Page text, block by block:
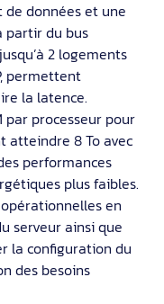
données et une
partir du bus
2 logements
permettent
la latence.
par processeur pour
atteindre 8 To avec
performances
plus faibles.
en
serveur ainsi que
la configuration du
des besoins